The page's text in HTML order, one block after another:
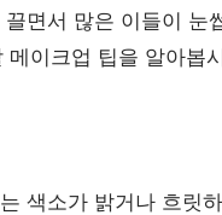
끌면서 많은 이들이 눈
이크업 팁을 알아봅
색소가 밝거나 흐릿